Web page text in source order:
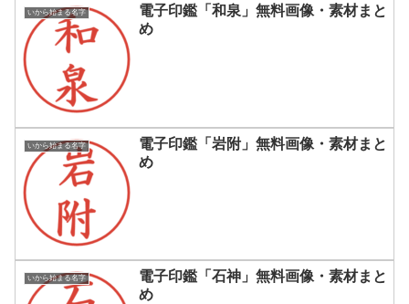
いから始まる名字
電子印鑑「和泉」無料画像・素材まと
め
いから始まる名字
電子印鑑「岩附」無料画像・素材まと
め
いから始まる名字
電子印鑑「石神」無料画像・素材まと
め